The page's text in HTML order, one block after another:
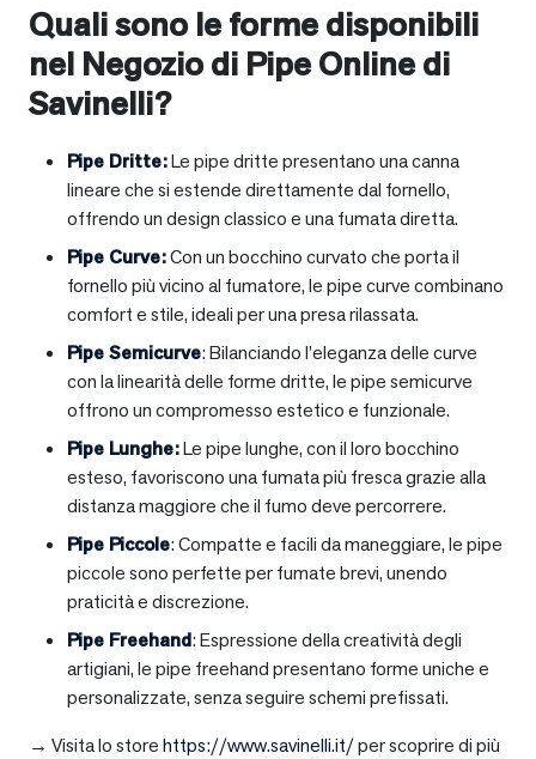
Quali sono le forme disponibili
nel Negozio di Pipe Online di
Savinelli?
Pipe Dritte:Le pipe dritte presentano una canna
lineare che si estende direttamente dal fornello,
offrendo un design classico e una fumata diretta.
Pipe Curve:Con un bocchino curvato che porta il
fornello più vicino al fumatore, le pipe curve combinano
comfort e stile, ideali per una presa rilassata.
Pipe Semicurve: Bilanciando l’eleganza delle curve
con la linearità delle forme dritte, le pipe semicurve
offrono un compromesso estetico e funzionale.
Pipe Lunghe:Le pipe lunghe, con il loro bocchino
esteso, favoriscono una fumata più fresca grazie alla
distanza maggiore che il fumo deve percorrere.
Pipe Piccole: Compatte e facili da maneggiare, le pipe
piccole sono perfette per fumate brevi, unendo
praticità e discrezione.
Pipe Freehand: Espressione della creatività degli
artigiani, le pipe freehand presentano forme uniche e
personalizzate, senza seguire schemi prefissati.
→ Visita lo storehttps://www.savinelli.it/per scoprire di più